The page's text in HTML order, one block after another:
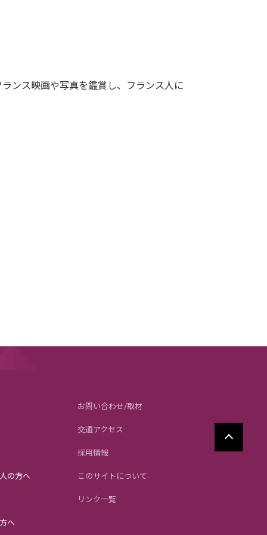
ンス映画や写真を鑑賞し、フランス人に
の方へ
へ
お問い合わせ/取材
交通アクセス
採用情報
このサイトについて
リンク一覧